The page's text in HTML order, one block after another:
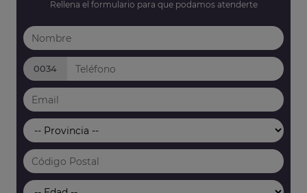
Rellena el formulario para que podamos atenderte
0034